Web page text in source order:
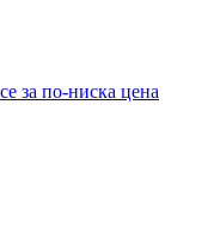
за по-ниска цена